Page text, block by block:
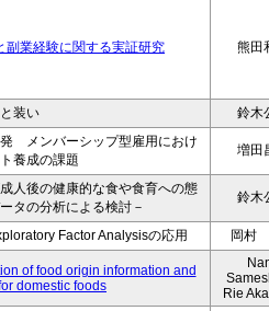
副業経験に関する実証研究 熊田
装い
鈴木
メンバーシップ型雇用におけ
養成の課題
増田
人後の健康的な食や食育への態
タの分析による検討－
鈴木
Factor Analysisの応用 岡村
of food origin information and
domestic foods
Rie